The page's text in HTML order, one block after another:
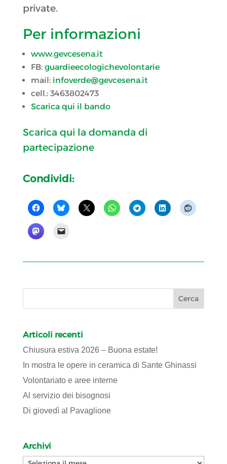
private.
Per informazioni
www.gevcesena.it
FB: guardieecologichevolontarie
mail: infoverde@gevcesena.it
cell.: 3463802473
Scarica qui il bando
Scarica qui la domanda di
partecipazione
Condividi:
Articoli recenti
Chiusura estiva 2026 – Buona estate!
In mostra le opere in ceramica di Sante Ghinassi
Volontariato e aree interne
Al servizio dei bisognosi
Di giovedì al Pavaglione
Archivi
Archivi